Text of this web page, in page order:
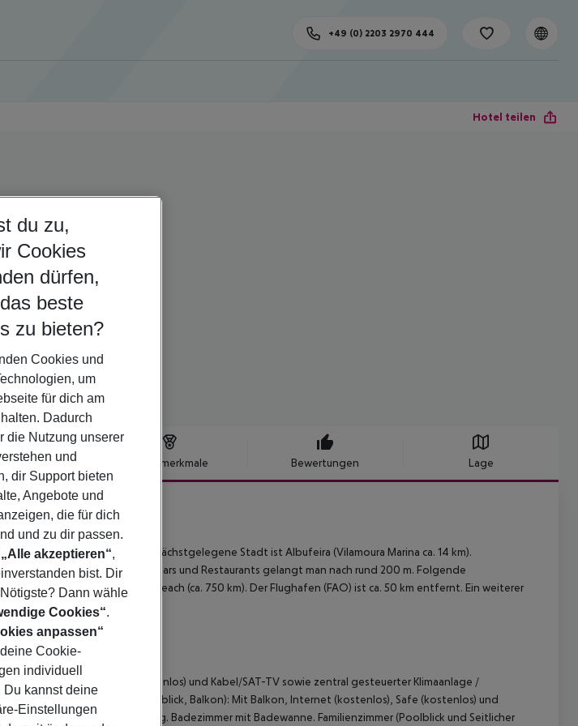
+49 (0) 2203 2970 444
Hotel teilen
Hotelmerkmale Bewertungen Lage
das Hotel 3HB Guarana. Die nächstgelegene Stadt ist Albufeira (Vilamoura Marina ca. 14 km).
vom Hotel. Zu den nächsten Bars und Restaurants gelangt man nach rund 200 m. Folgende
erreichbar: Olhos de Agua Beach (ca. 750 km). Der Flughafen (FAO) ist ca. 50 km entfernt. Ein weiterer
WLAN (kostenlos), Safe (kostenlos) und Kabel/SAT-TV sowie zentral gesteuerter Klimaanlage /
Standard Zimmer (Poolblick, Balkon): Mit Balkon, Internet (kostenlos), Safe (kostenlos) und
Klimaanlage / Zentralheizung. Badezimmer mit Badewanne. Familienzimmer (Poolblick und Seitlicher
du zu,
Cookies
dürfen,
beste
zu bieten?
Cookies und
um
für dich am
Dadurch
die Nutzung unserer
und
dir Support bieten
Angebote und
die für dich
und zu dir passen.
„Alle akzeptieren“,
bist. Dir
Dann wähle
Cookies“.
anpassen“
Cookie-
individuell
Du kannst deine
Einstellungen